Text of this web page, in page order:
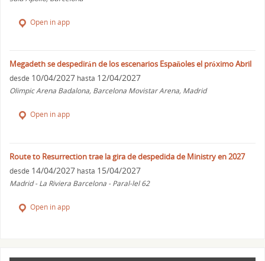
Open in app
Megadeth se despedirán de los escenarios Españoles el próximo Abril
desde 10/04/2027 hasta 12/04/2027
Olimpic Arena Badalona, Barcelona Movistar Arena, Madrid
Open in app
Route to Resurrection trae la gira de despedida de Ministry en 2027
desde 14/04/2027 hasta 15/04/2027
Madrid - La Riviera Barcelona - Paral-lel 62
Open in app